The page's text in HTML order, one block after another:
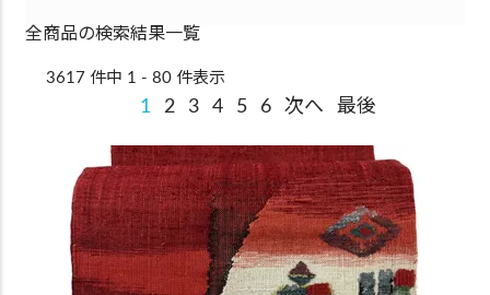
全商品の検索結果一覧
3617 件中 1 - 80 件表示
1 2 3 4 5 6 次へ 最後